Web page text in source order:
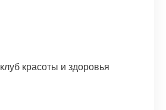
красоты и здоровья